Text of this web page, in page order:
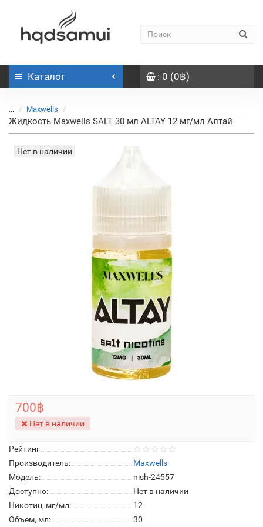
Каталог : 0 (0฿)
... Maxwells
Жидкость Maxwells SALT 30 мл ALTAY 12 мг/мл Алтай
Нет в наличии
Рейтинг:
Производитель:
Maxwells
Модель:
nish-24557
Доступно:
Нет в наличии
Никотин, мг/мл:
12
Объем, мл:
30
700฿
Нет в наличии